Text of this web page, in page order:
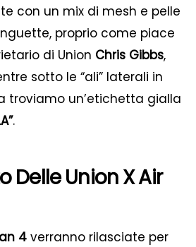
con un mix di mesh e pelle
proprio come piace
di Union Chris Gibbs,
sotto le “ali” laterali in
troviamo un’etichetta gialla
.
Delle Union X Air
4 verranno rilasciate per